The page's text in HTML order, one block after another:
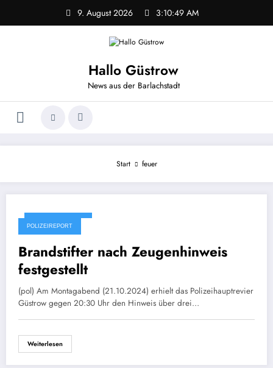
springen
9. August 2026 3:10:49 AM
Hallo Güstrow
News aus der Barlachstadt
Start feuer
22. Oktober 2024
POLIZEIREPORT
Brandstifter nach Zeugenhinweis
festgestellt
(pol) Am Montagabend (21.10.2024) erhielt das Polizeihauptrevier
Güstrow gegen 20:30 Uhr den Hinweis über drei…
Weiterlesen